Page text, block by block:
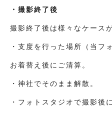
・撮影終了後
撮影終了後は様々なケース
・支度を行った場所（当フ
お着替え後にご清算。
・神社でそのまま解散。
・フォトスタジオで撮影後